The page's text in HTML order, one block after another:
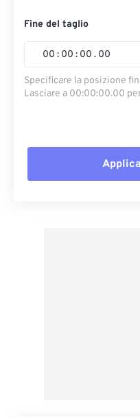
Fine del taglio
00 : 00 : 00 . 00
Specificare la posizione
Lasciare a 00:00:00.00